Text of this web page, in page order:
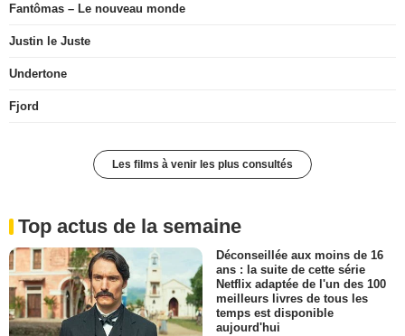
Fantômas – Le nouveau monde
Justin le Juste
Undertone
Fjord
Les films à venir les plus consultés
Top actus de la semaine
Déconseillée aux moins de 16
ans : la suite de cette série
Netflix adaptée de l'un des 100
meilleurs livres de tous les
temps est disponible
aujourd'hui